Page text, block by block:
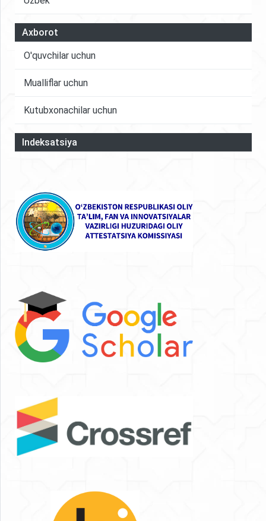
Axborot
O'quvchilar uchun
Mualliflar uchun
Kutubxonachilar uchun
Indeksatsiya